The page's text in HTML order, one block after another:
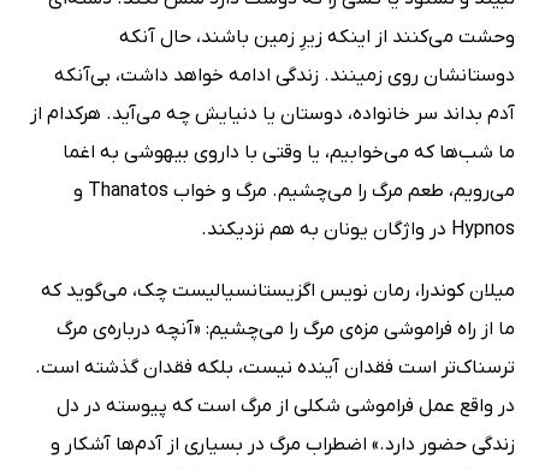
وحشت می‌کنند از اینکه زیرِ زمین باشند، حال آنکه
دوستانشان روی زمینند. زندگی ادامه خواهد داشت، بی‌آنکه
آدم بداند سر خانواده، دوستان یا دنیایش چه می‌آید. هرکدام از
ما شب‌ها که می‌خوابیم، یا وقتی با داروی بیهوشی به اغما
می‌رویم، طعم مرگ را می‌چشیم. مرگ و خواب Thanatos و
Hypnos در واژگان یونان به هم نزدیکند.
میلان کوندرا، رمان نویس اگزیستانسیالیست چک، می‌گوید که
ما از راه فراموشی مزه‌ی مرگ را می‌چشیم: «آنچه درباره‌ی مرگ
ترسناک‌تر است فقدان آینده نیست، بلکه فقدان گذشته است.
در واقع عمل فراموشی شکلی از مرگ است که پیوسته در دل
زندگی حضور دارد.» اضطراب مرگ در بسیاری از آدم‌ها آشکار و